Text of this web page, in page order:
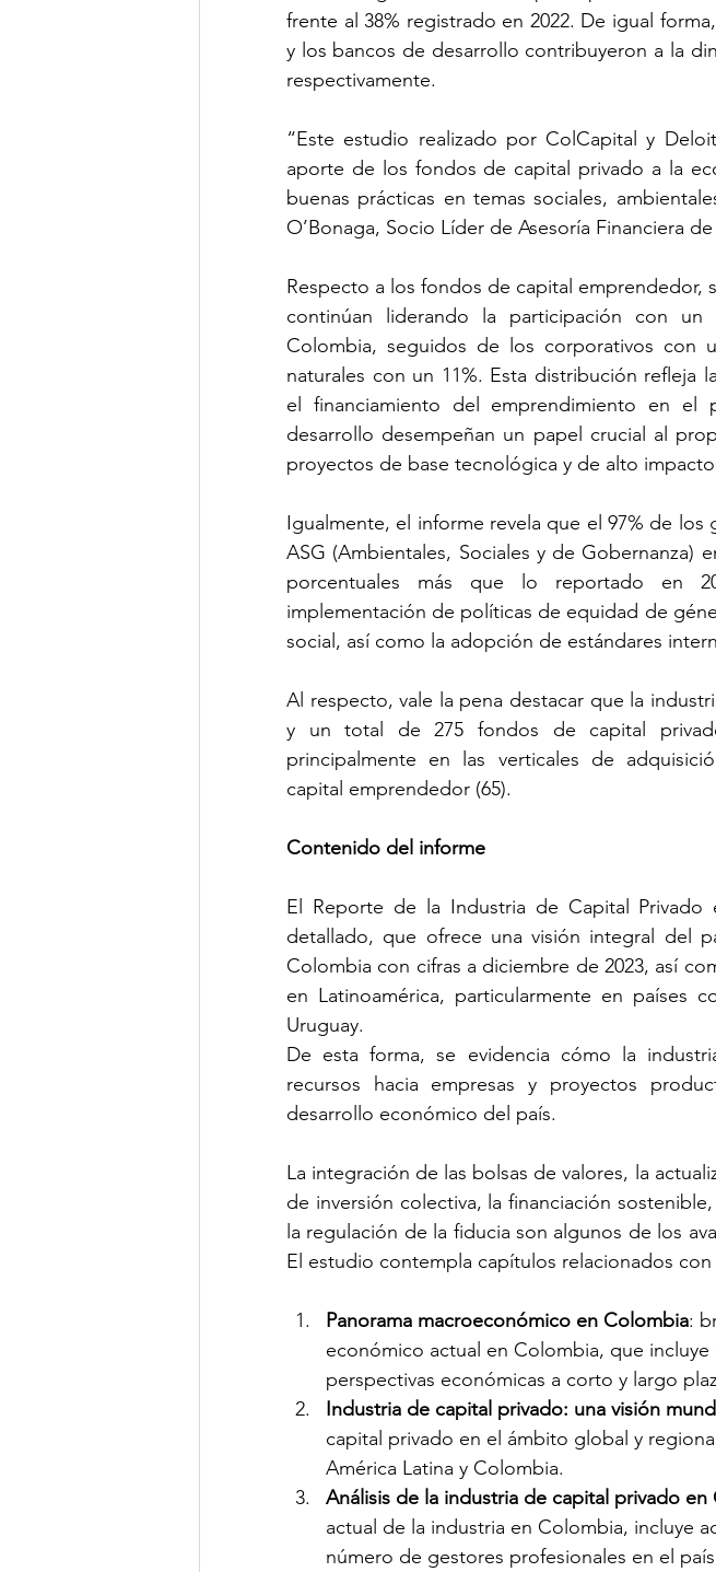
frente al 38% registrado en 2022. De igual
y los bancos de desarrollo contribuyeron a la
respectivamente.
“Este estudio realizado por ColCapital y
aporte de los fondos de capital privado a la
buenas prácticas en temas sociales,
O’Bonaga, Socio Líder de Asesoría Financiera
Respecto a los fondos de capital emprendedor,
continúan liderando la participación con
Colombia, seguidos de los corporativos con
naturales con un 11%. Esta distribución refleja
el financiamiento del emprendimiento en
desarrollo desempeñan un papel crucial al
proyectos de base tecnológica y de alto
Igualmente, el informe revela que el 97% de
ASG (Ambientales, Sociales y de Gobernanza)
porcentuales más que lo reportado en
implementación de políticas de equidad de
social, así como la adopción de estándares
Al respecto, vale la pena destacar que la
y un total de 275 fondos de capital
principalmente en las verticales de
capital emprendedor (65).
Contenido del informe
El Reporte de la Industria de Capital Privado
detallado, que ofrece una visión integral del
Colombia con cifras a diciembre de 2023, así
en Latinoamérica, particularmente en países
Uruguay.
De esta forma, se evidencia cómo la
recursos hacia empresas y proyectos
desarrollo económico del país.
La integración de las bolsas de valores, la
de inversión colectiva, la financiación sostenible,
la regulación de la fiducia son algunos de los
El estudio contempla capítulos relacionados
Panorama macroeconómico en Colombia:
económico actual en Colombia, que incluye
perspectivas económicas a corto y largo
Industria de capital privado: una visión
capital privado en el ámbito global y
América Latina y Colombia.
Análisis de la industria de capital privado en
actual de la industria en Colombia, incluye
número de gestores profesionales en el